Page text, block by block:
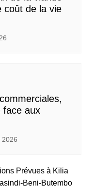
coût de la vie
face aux
2026